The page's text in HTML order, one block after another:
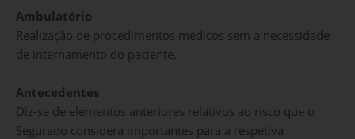
Ambulatório
Realização de procedimentos médicos sem a necessidade
de internamento do paciente.
Antecedentes
Diz-se de elementos anteriores relativos ao risco que o
Segurado considera importantes para a respetiva